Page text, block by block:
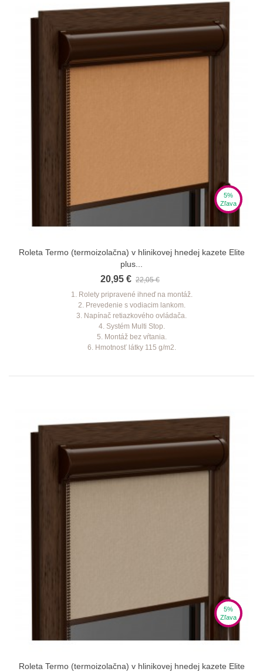
5%
Zľava
Roleta Termo (termoizolačna) v hlinikovej hnedej kazete Elite
plus...
20,95 € 22,05 €
1. Rolety pripravené ihneď na montáž.
2. Prevedenie s vodiacim lankom.
3. Napínač retiazkového ovládača.
4. Systém Multi Stop.
5. Montáž bez vŕtania.
6. Hmotnosť látky 115 g/m2.
5%
Zľava
Roleta Termo (termoizolačna) v hlinikovej hnedej kazete Elite